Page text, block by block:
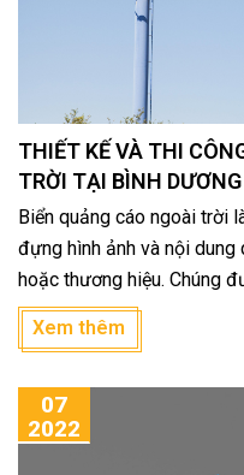
THIẾT KẾ VÀ THI
TRỜI TẠI BÌNH DƯƠNG
Biển quảng cáo ngoài trời
đựng hình ảnh và nội
hoặc thương hiệu. Chúng
qua lại, là các hình thức
quan với khách hàng đại
Xem thêm
07
2022